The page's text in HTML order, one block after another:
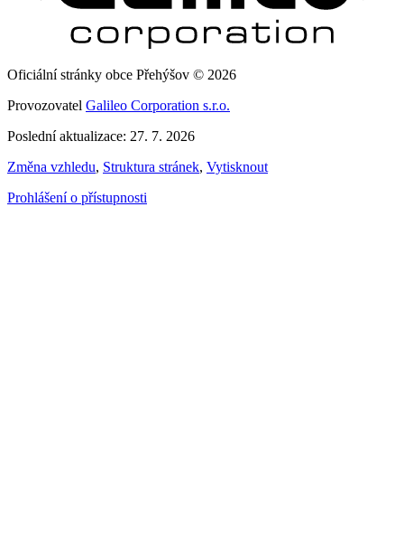
Oficiální stránky obce Přehýšov © 2026
Provozovatel Galileo Corporation s.r.o.
Poslední aktualizace: 27. 7. 2026
Změna vzhledu, Struktura stránek, Vytisknout
Prohlášení o přístupnosti